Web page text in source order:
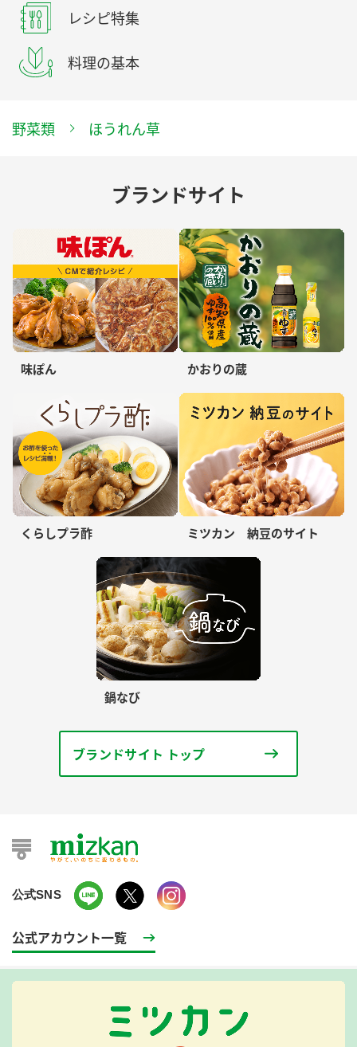
レシピ特集
料理の基本
野菜類 ほうれん草
ブランドサイト
味ぽん かおりの蔵
くらしプラ酢 ミツカン 納豆のサイト
鍋なび
ブランドサイト トップ
公式SNS
公式アカウント一覧